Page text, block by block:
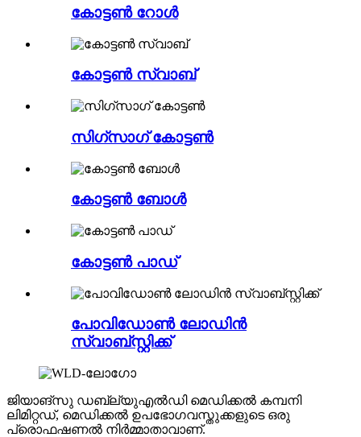
കോട്ടൺ റോൾ
കോട്ടൺ സ്വാബ്
സിഗ്സാഗ് കോട്ടൺ
കോട്ടൺ ബോൾ
കോട്ടൺ പാഡ്
പോവിഡോൺ ലോഡിൻ
സ്വാബ്സ്റ്റിക്ക്
ജിയാങ്‌സു ഡബ്ല്യുഎൽഡി മെഡിക്കൽ കമ്പനി
ലിമിറ്റഡ്, മെഡിക്കൽ ഉപഭോഗവസ്തുക്കളുടെ ഒരു
പ്രൊഫഷണൽ നിർമ്മാതാവാണ്.